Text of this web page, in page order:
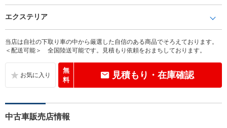
エクステリア
当店は自社の下取り車の中から厳選した自信のある商品でそろえております。
＜配送可能＞ 全国陸送可能です。見積もり依頼をおまちしております。
無
料
見積もり・在庫確認
中古車販売店情報